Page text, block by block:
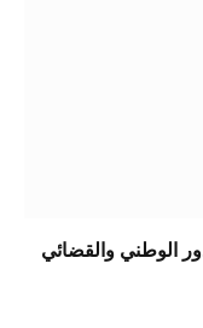
الوطني والقضائي